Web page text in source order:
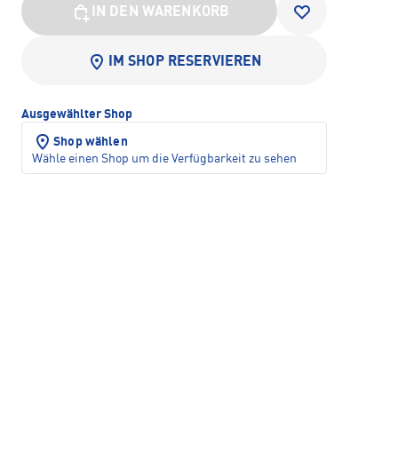
IN DEN WARENKORB
IM SHOP RESERVIEREN
Ausgewählter Shop
Shop wählen
Wähle einen Shop um die Verfügbarkeit zu sehen